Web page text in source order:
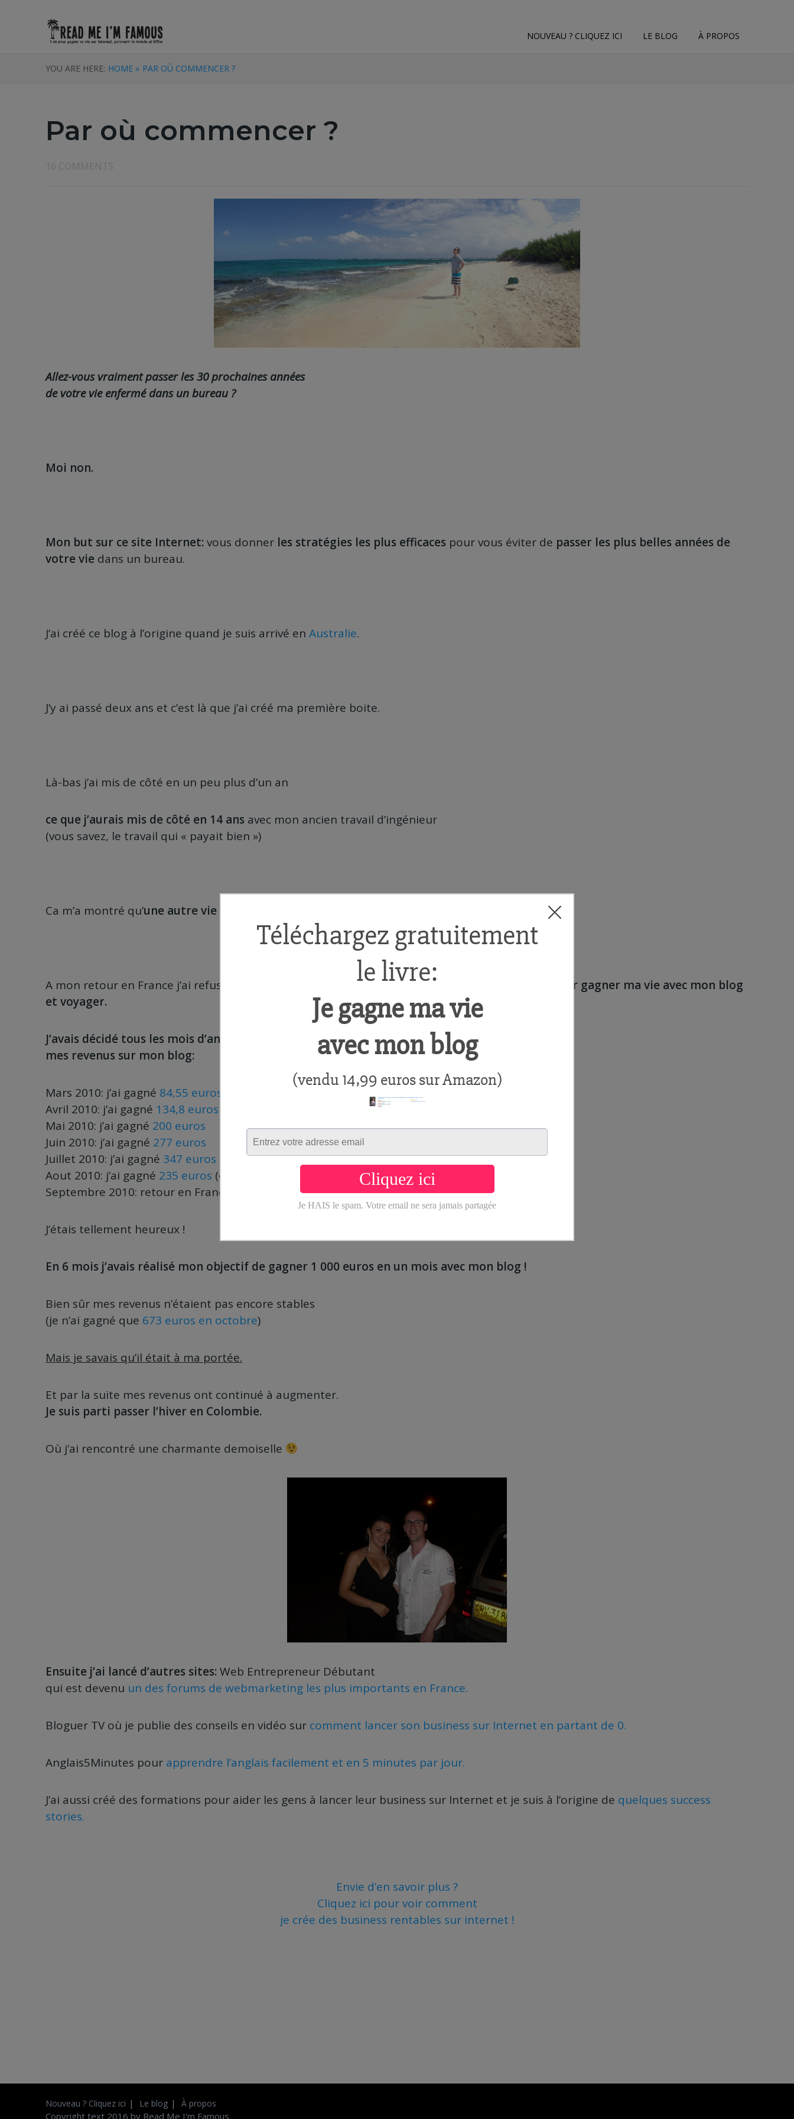
NOUVEAU ? CLIQUEZ ICI LE BLOG À PROPOS
YOU ARE HERE: HOME » PAR OÙ COMMENCER ?
Par où commencer ?
16 COMMENTS
Allez-vous vraiment passer les 30 prochaines années
de votre vie enfermé dans un bureau ?
Moi non.
Mon but sur ce site Internet:vous donner les stratégies les plus efficaces pour vous éviter de passer les plus belles années de
votre vie dans un bureau.
J’ai créé ce blog à l’origine quand je suis arrivé en Australie.
J’y ai passé deux ans et c’est là que j’ai créé ma première boite.
Là-bas j’ai mis de côté en un peu plus d’un an
ce que j’aurais mis de côté en 14 ans avec mon ancien travail d’ingénieur
(vous savez, le travail qui « payait bien »)
Ca m’a montré qu’une autre vie était possible.
A mon retour en France j’ai refusé un travail bien payé à la Défense et je me suis donné
un an pour gagner ma vie avec mon blog
et voyager.
J’avais décidé tous les mois d’annoncer
mes revenus sur mon blog:
Mars 2010: j’ai gagné 84,55 euros
Avril 2010: j’ai gagné 134,8 euros
Mai 2010: j’ai gagné 200 euros
Juin 2010: j’ai gagné 277 euros
Juillet 2010: j’ai gagné 347 euros (et départ pour Cracovie en Pologne)
Aout 2010: j’ai gagné 235 euros (et visite de l’Ukraine et de la Budapest)
Septembre 2010: retour en France et
996 euros de revenus avec mon blog
J’étais tellement heureux !
En 6 mois j’avais réalisé mon objectif de gagner 1 000 euros en un mois avec mon blog !
Bien sûr mes revenus n’étaient pas encore stables
(je n’ai gagné que 673 euros en octobre)
Mais je savais qu’il était à ma portée.
Et par la suite mes revenus ont continué à augmenter.
Je suis parti passer l’hiver en Colombie.
Où j’ai rencontré une charmante demoiselle
Ensuite j’ai lancé d’autres sites:Web Entrepreneur Débutant
qui est devenu un des forums de webmarketing les plus importants en France.
Bloguer TV où je publie des conseils en vidéo sur comment lancer son business sur Internet en partant de 0.
Anglais5Minutes pour apprendre l’anglais facilement et en 5 minutes par jour.
J’ai aussi créé des formations pour aider les gens à lancer leur business sur Internet et je suis à l’origine de quelques success
stories.
Envie d’en savoir plus ?
Cliquez ici pour voir comment
je crée des business rentables sur internet !
Nouveau ? Cliquez ici Le blog À propos
Copyright text 2016 by Read Me I'm Famous.